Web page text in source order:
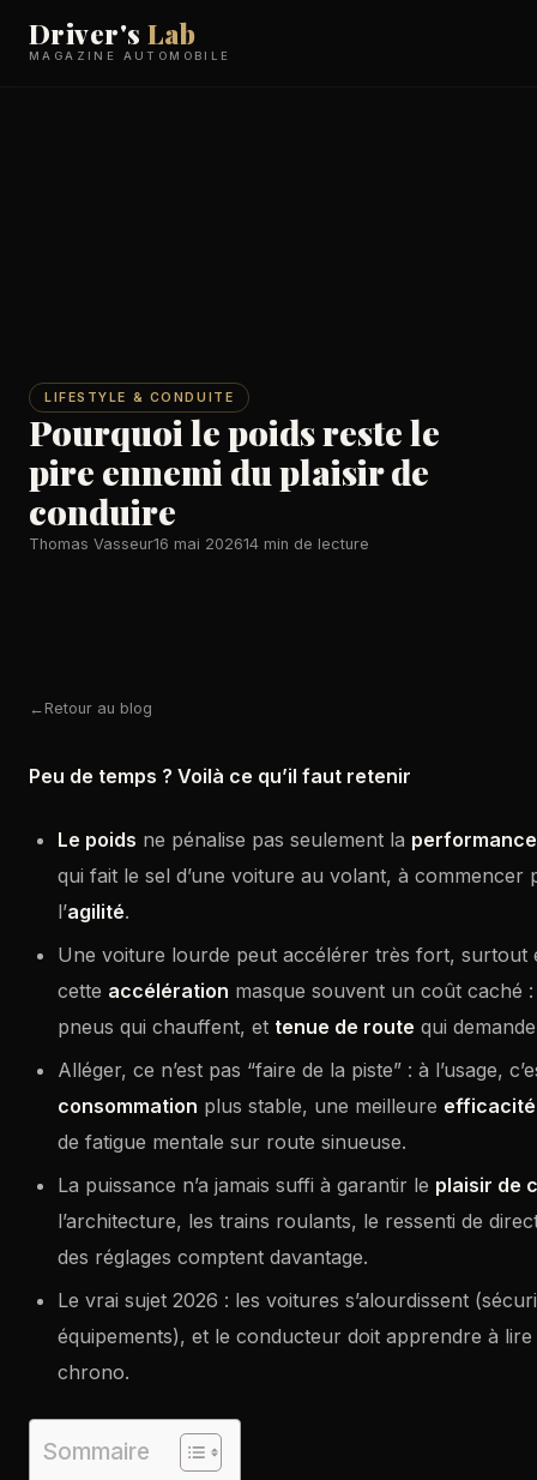
Driver'sLab
MAGAZINE AUTOMOBILE
LIFESTYLE & CONDUITE
Pourquoi le poids reste le
pire ennemi du plaisir de
conduire
Thomas Vasseur16 mai 202614 min de lecture
Retour au blog
Peu de temps ? Voilà ce qu’il faut retenir
Le poids ne pénalise pas seulement la performance
qui fait le sel d’une voiture au volant, à commencer
l’agilité.
Une voiture lourde peut accélérer très fort, surtout
cette accélération masque souvent un coût caché
pneus qui chauffent, et tenue de route qui
Alléger, ce n’est pas “faire de la piste” : à l’usage,
consommation plus stable, une meilleure
de fatigue mentale sur route sinueuse.
La puissance n’a jamais suffi à garantir le plaisir de
l’architecture, les trains roulants, le ressenti de
des réglages comptent davantage.
Le vrai sujet 2026 : les voitures s’alourdissent
équipements), et le conducteur doit apprendre à
chrono.
Sommaire